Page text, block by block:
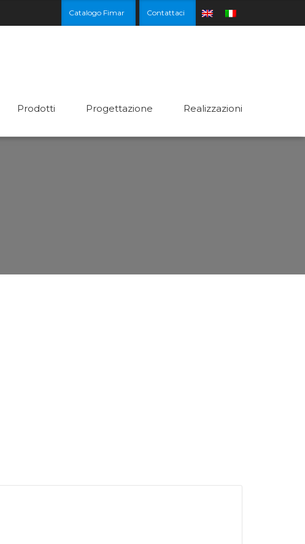
Catalogo Fimar Contattaci
Prodotti Progettazione Realizzazioni